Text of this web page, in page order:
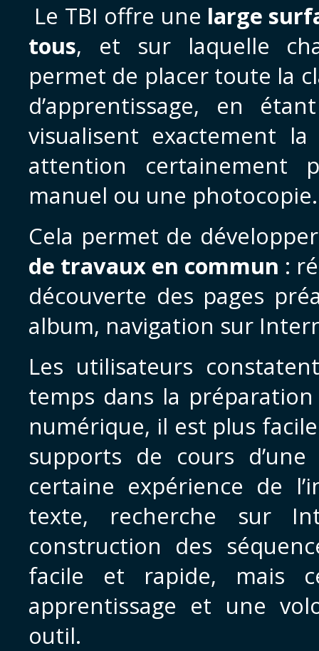
Le TBI offre une large
tous, et sur laquelle
permet de placer toute la
d’apprentissage, en
visualisent exactement
attention certainement
manuel ou une photocopie.
Cela permet de
de travaux en commun :
découverte des pages
album, navigation sur
Les utilisateurs
temps dans la
numérique, il est plus
supports de cours
certaine expérience de
texte, recherche sur
construction des
facile et rapide, mais
apprentissage et une
outil.